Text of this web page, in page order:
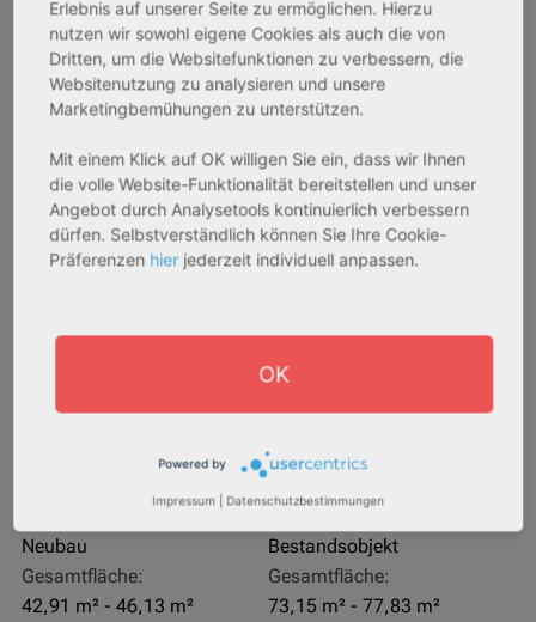
233.556,67 € - 349.016,67 €
AfA Degressive 5,00 %
Objekteigenschaft:
Neubau
Gesamtfläche:
42,91 m² - 46,13 m²
Sofortmiete
Assetklasse:
Objekteigenschaft:
Bestandsobjekt
Gesamtfläche:
73,15 m² - 77,83 m²
Erlebnis auf unserer Seite zu ermöglichen. Hierzu
nutzen wir sowohl eigene Cookies als auch die von
Dritten, um die Websitefunktionen zu verbessern, die
Websitenutzung zu analysieren und unsere
Marketingbemühungen zu unterstützen.
Mit einem Klick auf OK willigen Sie ein, dass wir Ihnen
die volle Website-Funktionalität bereitstellen und unser
Angebot durch Analysetools kontinuierlich verbessern
dürfen. Selbstverständlich können Sie Ihre Cookie-
Präferenzen hier jederzeit individuell anpassen.
OK
Powered by
Impressum Datenschutzbestimmungen